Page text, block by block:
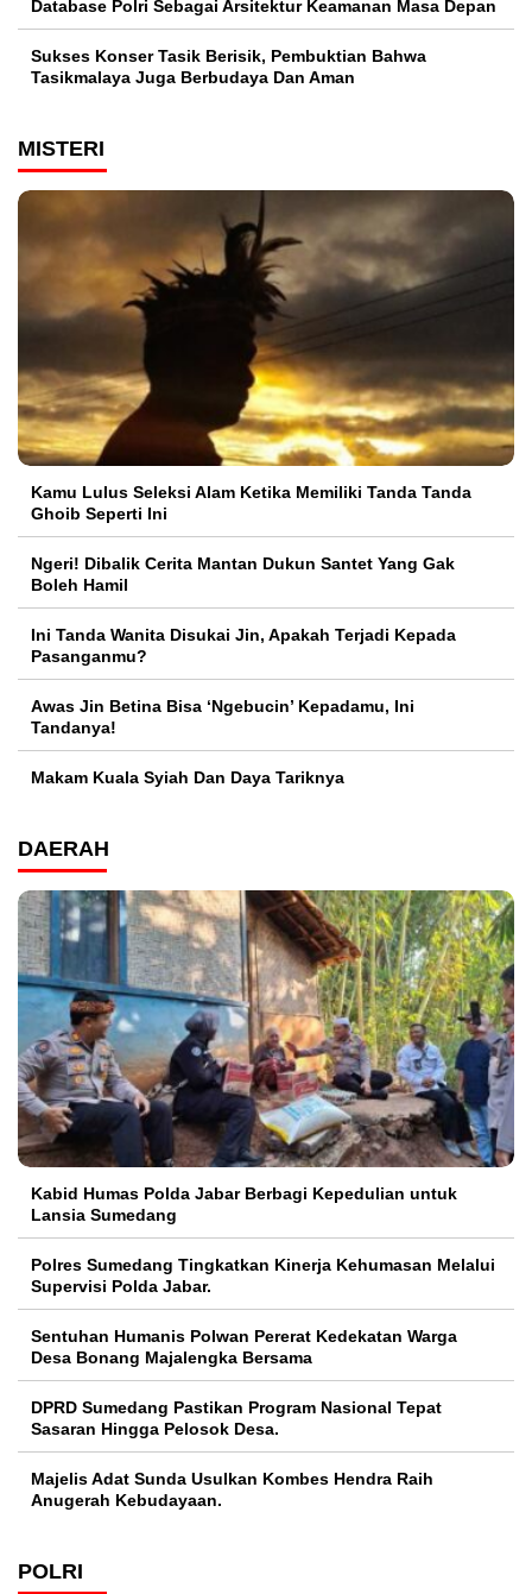
Database Polri Sebagai Arsitektur Keamanan Masa Depan
Sukses Konser Tasik Berisik, Pembuktian Bahwa
Tasikmalaya Juga Berbudaya Dan Aman
MISTERI
Kamu Lulus Seleksi Alam Ketika Memiliki Tanda Tanda
Ghoib Seperti Ini
Ngeri! Dibalik Cerita Mantan Dukun Santet Yang Gak
Boleh Hamil
Ini Tanda Wanita Disukai Jin, Apakah Terjadi Kepada
Pasanganmu?
Awas Jin Betina Bisa ‘Ngebucin’ Kepadamu, Ini
Tandanya!
Makam Kuala Syiah Dan Daya Tariknya
DAERAH
Kabid Humas Polda Jabar Berbagi Kepedulian untuk
Lansia Sumedang
Polres Sumedang Tingkatkan Kinerja Kehumasan Melalui
Supervisi Polda Jabar.
Sentuhan Humanis Polwan Pererat Kedekatan Warga
Desa Bonang Majalengka Bersama
DPRD Sumedang Pastikan Program Nasional Tepat
Sasaran Hingga Pelosok Desa.
Majelis Adat Sunda Usulkan Kombes Hendra Raih
Anugerah Kebudayaan.
POLRI